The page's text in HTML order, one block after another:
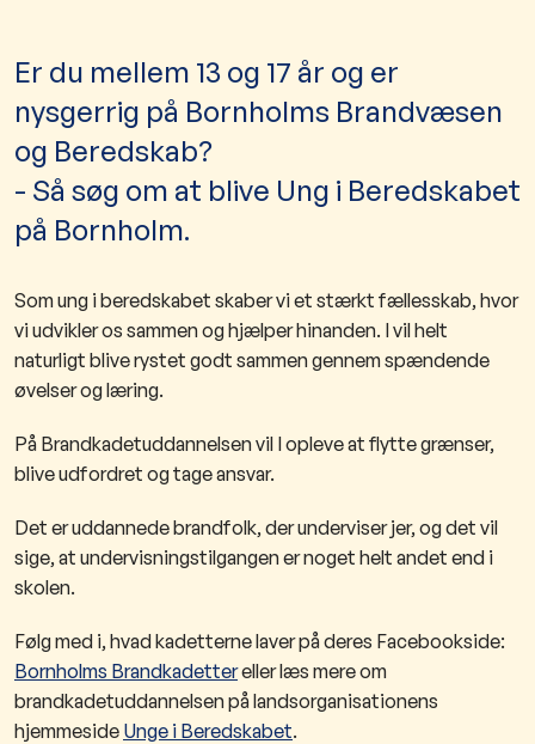
​​​​​​​​Er du mellem 13 og 17 år og er
nysgerrig på Bornholms Brandvæsen
og Beredskab?
- Så søg om at blive Ung i Beredskabet
på Bornholm.
Som ung i beredskabet skaber vi et stærkt fællesskab, hvor
vi udvikler os sammen og hjælper hinanden. I vil helt
naturligt blive rystet godt sammen gennem spændende
øvelser og læring.
På Brandkadetuddannelsen vil I opleve at flytte grænser,
blive udfordret og tage ansvar.
Det er uddannede brandfolk, der underviser jer, og det vil
sige, at undervisningstilgangen er noget helt andet end i
skolen.
Følg med i, hvad kadetterne laver på deres Facebookside:
Bornholms Brandkadettereller læs mere om
brandkadetuddannelsen på landsorganisationens
hjemmeside Unge i Beredskabet.